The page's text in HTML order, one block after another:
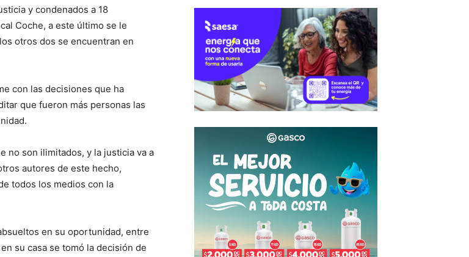
y condenados a 18
Coche, a este último se le
otros dos se encuentran en
con las decisiones que ha
que fueron más personas las
no son ilimitados, y la justicia va a
autores de este hecho,
todos los medios con la
en su oportunidad, entre
su casa se tomó la decisión de